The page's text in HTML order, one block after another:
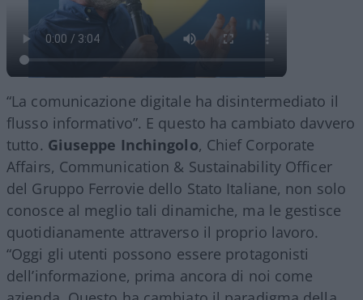
“La comunicazione digitale ha disintermediato il
flusso informativo”. E questo ha cambiato davvero
tutto. Giuseppe Inchingolo, Chief Corporate
Affairs, Communication & Sustainability Officer
del Gruppo Ferrovie dello Stato Italiane, non solo
conosce al meglio tali dinamiche, ma le gestisce
quotidianamente attraverso il proprio lavoro.
“Oggi gli utenti possono essere protagonisti
dell’informazione, prima ancora di noi come